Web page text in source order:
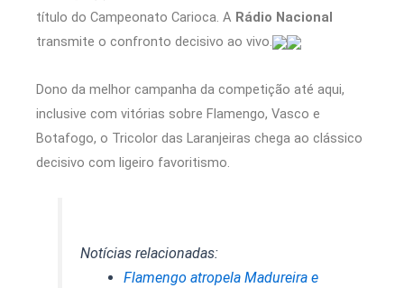
título do Campeonato Carioca. A Rádio Nacional
transmite o confronto decisivo ao vivo.
Dono da melhor campanha da competição até aqui,
inclusive com vitórias sobre Flamengo, Vasco e
Botafogo, o Tricolor das Laranjeiras chega ao clássico
decisivo com ligeiro favoritismo.
Notícias relacionadas:
Flamengo atropela Madureira e